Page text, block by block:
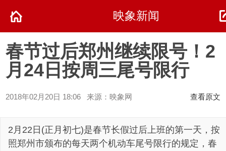
映象新闻
春节过后郑州继续限号！2
月24日按周三尾号限行
2018年02月20日 18:06 来源：映象网 查看原文
2月22日(正月初七)是春节长假过后上班的第一天，按
照郑州市颁布的每天两个机动车尾号限行的规定，春